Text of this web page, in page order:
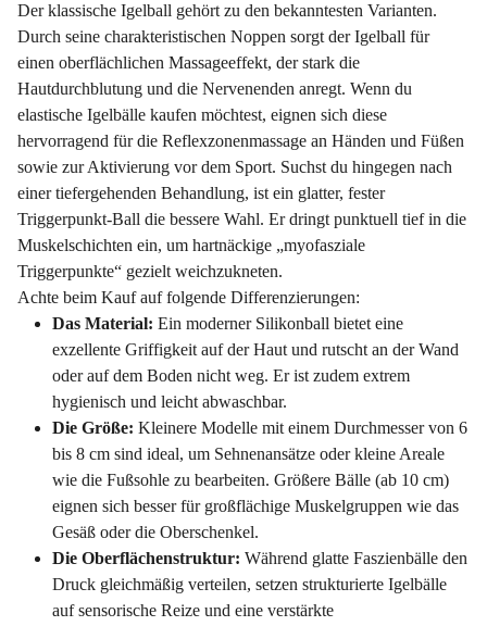
Der klassische Igelball gehört zu den bekanntesten Varianten.
Durch seine charakteristischen Noppen sorgt der Igelball für
einen oberflächlichen Massageeffekt, der stark die
Hautdurchblutung und die Nervenenden anregt. Wenn du
elastische Igelbälle kaufen möchtest, eignen sich diese
hervorragend für die Reflexzonenmassage an Händen und Füßen
sowie zur Aktivierung vor dem Sport. Suchst du hingegen nach
einer tiefergehenden Behandlung, ist ein glatter, fester
Triggerpunkt-Ball die bessere Wahl. Er dringt punktuell tief in die
Muskelschichten ein, um hartnäckige „myofasziale
Triggerpunkte“ gezielt weichzukneten.
Achte beim Kauf auf folgende Differenzierungen:
Das Material: Ein moderner Silikonball bietet eine
exzellente Griffigkeit auf der Haut und rutscht an der Wand
oder auf dem Boden nicht weg. Er ist zudem extrem
hygienisch und leicht abwaschbar.
Die Größe: Kleinere Modelle mit einem Durchmesser von 6
bis 8 cm sind ideal, um Sehnenansätze oder kleine Areale
wie die Fußsohle zu bearbeiten. Größere Bälle (ab 10 cm)
eignen sich besser für großflächige Muskelgruppen wie das
Gesäß oder die Oberschenkel.
Die Oberflächenstruktur: Während glatte Faszienbälle den
Druck gleichmäßig verteilen, setzen strukturierte Igelbälle
auf sensorische Reize und eine verstärkte